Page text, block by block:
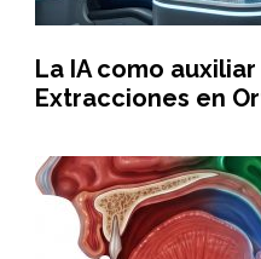
La IA como
Extracciones en